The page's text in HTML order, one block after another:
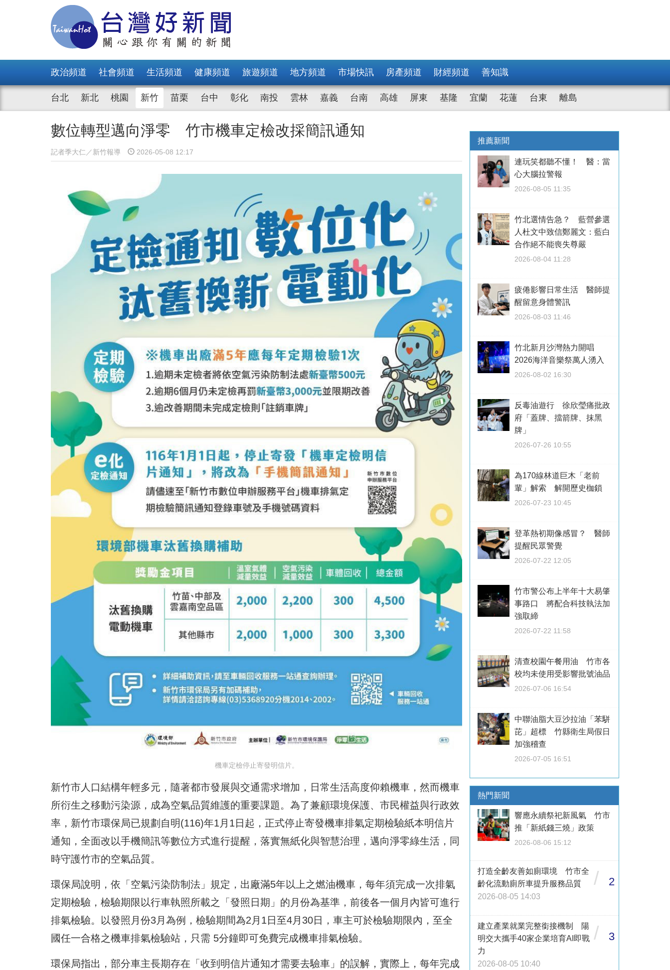
政治頻道 社會頻道 生活頻道 健康頻道 旅遊頻道 地方頻道 市場快訊 房產頻道 財經頻道 善知識
台北 新北 桃園 新竹 苗栗 台中 彰化 南投 雲林 嘉義 台南 高雄 屏東 基隆 宜蘭 花蓮 台東 離島
數位轉型邁向淨零 竹市機車定檢改採簡訊通知
記者季大仁／新竹報導 2026-05-08 12:17
機車定檢停止寄發明信片。
新竹市人口結構年輕多元，隨著都市發展與交通需求增加，日常生活高度仰賴機車，然而機車
所衍生之移動污染源，成為空氣品質維護的重要課題。為了兼顧環境保護、市民權益與行政效
率，新竹市環保局已規劃自明(116)年1月1日起，正式停止寄發機車排氣定期檢驗紙本明信片
通知，全面改以手機簡訊等數位方式進行提醒，落實無紙化與智慧治理，邁向淨零綠生活，同
時守護竹市的空氣品質。
環保局說明，依「空氣污染防制法」規定，出廠滿5年以上之燃油機車，每年須完成一次排氣
定期檢驗，檢驗期限以行車執照所載之「發照日期」的月份為基準，前後各一個月內皆可進行
排氣檢驗。以發照月份3月為例，檢驗期間為2月1日至4月30日，車主可於檢驗期限內，至全
國任一合格之機車排氣檢驗站，只需 5分鐘即可免費完成機車排氣檢驗。
環保局指出，部分車主長期存在「收到明信片通知才需要去驗車」的誤解，實際上，每年完成
推薦新聞
連玩笑都聽不懂！ 醫：當
心大腦拉警報
2026-08-05 11:35
竹北選情告急？ 藍營參選
人杜文中致信鄭麗文：藍白
合作絕不能喪失尊嚴
2026-08-04 11:28
疲倦影響日常生活 醫師提
醒留意身體警訊
2026-08-03 11:46
竹北新月沙灣熱力開唱
2026海洋音樂祭萬人湧入
2026-08-02 16:30
反毒油遊行 徐欣瑩痛批政
府「蓋牌、擋箭牌、抹黑
牌」
2026-07-26 10:55
為170線林道巨木「老前
輩」解索 解開歷史枷鎖
2026-07-23 10:45
登革熱初期像感冒？ 醫師
提醒民眾警覺
2026-07-22 12:05
竹市警公布上半年十大易肇
事路口 將配合科技執法加
強取締
2026-07-22 11:58
清查校園午餐用油 竹市各
校均未使用受影響批號油品
2026-07-06 16:54
中聯油脂大豆沙拉油「苯駢
芘」超標 竹縣衛生局假日
加強稽查
2026-07-05 16:51
熱門新聞
響應永續祭祀新風氣 竹市
推「新紙錢三燒」政策
2026-08-06 15:12
打造全齡友善如廁環境 竹市全
齡化流動廁所車提升服務品質
2026-08-05 14:03
/ 2
建立產業就業完整銜接機制 陽
明交大攜手40家企業培育AI即戰
力
2026-08-05 10:40
/ 3